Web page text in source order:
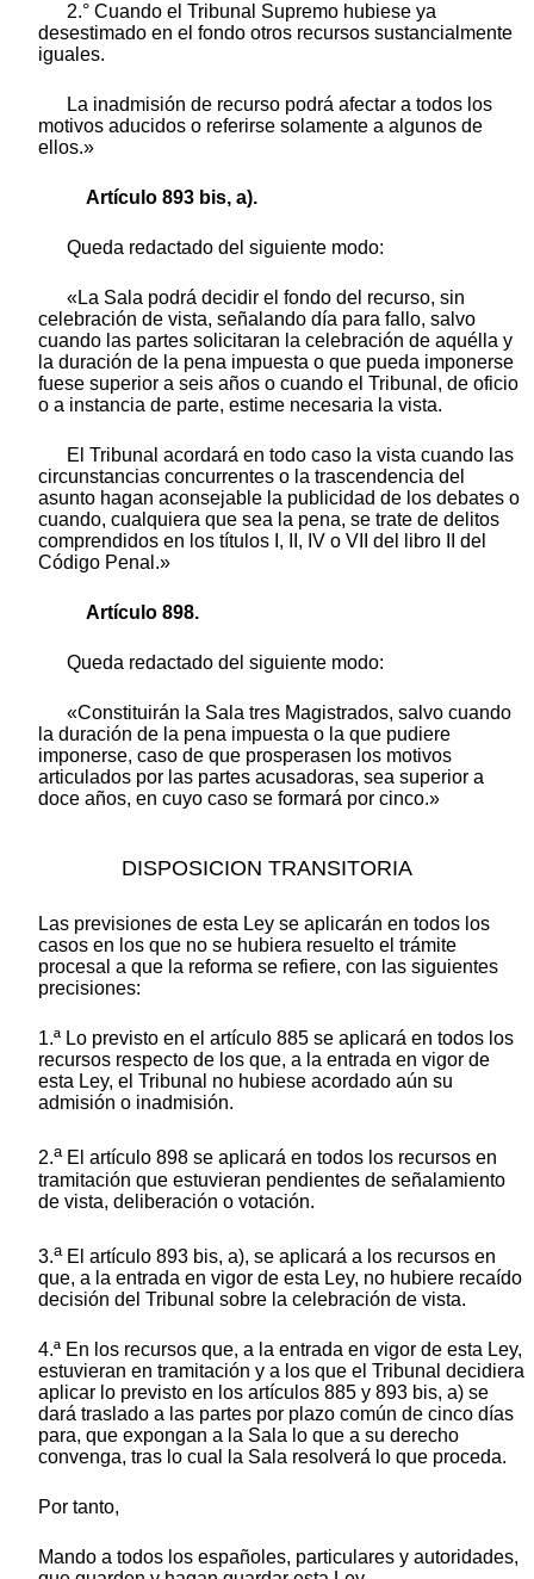
2.° Cuando el Tribunal Supremo hubiese ya
desestimado en el fondo otros recursos sustancialmente
iguales.
La inadmisión de recurso podrá afectar a todos los
motivos aducidos o referirse solamente a algunos de
ellos.»
Artículo 893 bis, a).
Queda redactado del siguiente modo:
«La Sala podrá decidir el fondo del recurso, sin
celebración de vista, señalando día para fallo, salvo
cuando las partes solicitaran la celebración de aquélla y
la duración de la pena impuesta o que pueda imponerse
fuese superior a seis años o cuando el Tribunal, de oficio
o a instancia de parte, estime necesaria la vista.
El Tribunal acordará en todo caso la vista cuando las
circunstancias concurrentes o la trascendencia del
asunto hagan aconsejable la publicidad de los debates o
cuando, cualquiera que sea la pena, se trate de delitos
comprendidos en los títulos I, II, IV o VII del libro II del
Código Penal.»
Artículo 898.
Queda redactado del siguiente modo:
«Constituirán la Sala tres Magistrados, salvo cuando
la duración de la pena impuesta o la que pudiere
imponerse, caso de que prosperasen los motivos
articulados por las partes acusadoras, sea superior a
doce años, en cuyo caso se formará por cinco.»
DISPOSICION TRANSITORIA
Las previsiones de esta Ley se aplicarán en todos los
casos en los que no se hubiera resuelto el trámite
procesal a que la reforma se refiere, con las siguientes
precisiones:
1.ª Lo previsto en el artículo 885 se aplicará en todos los
recursos respecto de los que, a la entrada en vigor de
esta Ley, el Tribunal no hubiese acordado aún su
admisión o inadmisión.
2.aEl artículo 898 se aplicará en todos los recursos en
tramitación que estuvieran pendientes de señalamiento
de vista, deliberación o votación.
3.aEl artículo 893 bis, a), se aplicará a los recursos en
que, a la entrada en vigor de esta Ley, no hubiere recaído
decisión del Tribunal sobre la celebración de vista.
4.ª En los recursos que, a la entrada en vigor de esta Ley,
estuvieran en tramitación y a los que el Tribunal decidiera
aplicar lo previsto en los artículos 885 y 893 bis, a) se
dará traslado a las partes por plazo común de cinco días
para, que expongan a la Sala lo que a su derecho
convenga, tras lo cual la Sala resolverá lo que proceda.
Por tanto,
Mando a todos los españoles, particulares y autoridades,